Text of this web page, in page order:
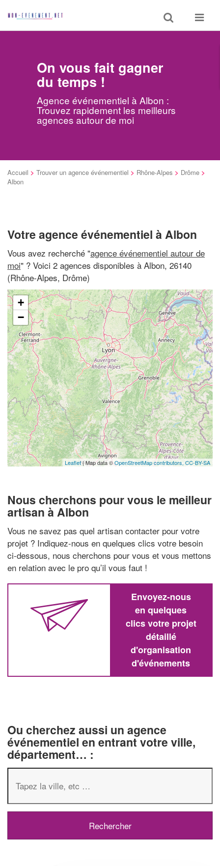
Toggle
search
Toggle
On vous fait gagner
du temps !
Agence événementiel à Albon :
Trouvez rapidement les meilleurs
agences autour de moi
Accueil > Trouver un agence événementiel > Rhône-Alpes > Drôme >
Albon
Votre agence événementiel à Albon
Vous avez recherché "agence événementiel autour de
moi" ? Voici 2 agences disponibles à Albon, 26140
(Rhône-Alpes, Drôme)
+
−
Leaflet| Map data ©OpenStreetMap contributors, CC-BY-SA
Nous cherchons pour vous le meilleur
artisan à Albon
Vous ne savez pas quel artisan contacter pour votre
projet ? Indiquez-nous en quelques clics votre besoin
ci-dessous, nous cherchons pour vous et vous mettons
en relation avec le pro qu’il vous faut !
Envoyez-nous
en quelques
clics votre projet
détaillé
d'organisation
d'événements
Ou cherchez aussi un agence
événementiel en entrant votre ville,
département… :